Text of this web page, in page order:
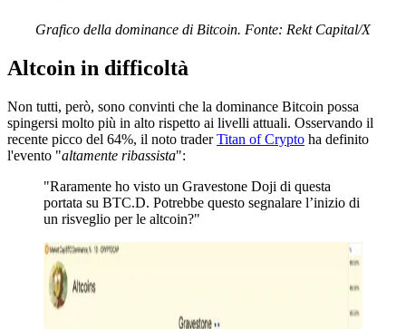
Grafico della dominance di Bitcoin. Fonte: Rekt Capital/X
Altcoin in difficoltà
Non tutti, però, sono convinti che la dominance Bitcoin possa
spingersi molto più in alto rispetto ai livelli attuali. Osservando il
recente picco del 64%, il noto traderTitan of Crypto ha definito
l'evento "altamente ribassista":
"Raramente ho visto un Gravestone Doji di questa
portata su BTC.D. Potrebbe questo segnalare l’inizio di
un risveglio per le altcoin?"